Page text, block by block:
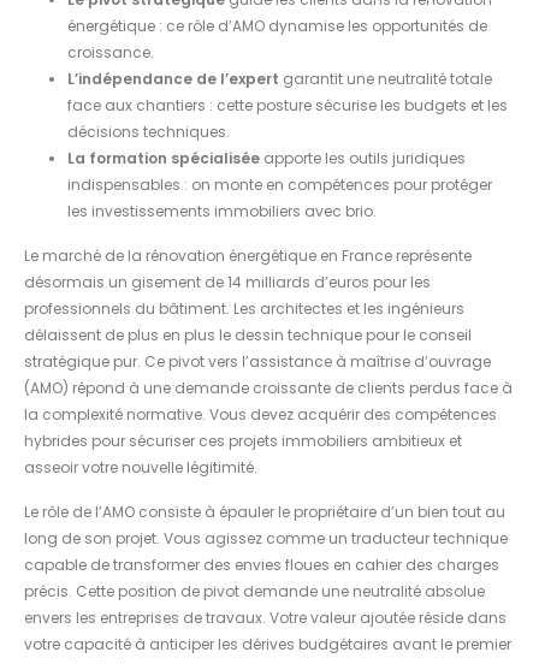
énergétique : ce rôle d’AMO dynamise les opportunités de
croissance.
L’indépendance de l’expert garantit une neutralité totale
face aux chantiers : cette posture sécurise les budgets et les
décisions techniques.
La formation spécialisée apporte les outils juridiques
indispensables : on monte en compétences pour protéger
les investissements immobiliers avec brio.
Le marché de la rénovation énergétique en France représente
désormais un gisement de 14 milliards d’euros pour les
professionnels du bâtiment. Les architectes et les ingénieurs
délaissent de plus en plus le dessin technique pour le conseil
stratégique pur. Ce pivot vers l’assistance à maîtrise d’ouvrage
(AMO) répond à une demande croissante de clients perdus face à
la complexité normative. Vous devez acquérir des compétences
hybrides pour sécuriser ces projets immobiliers ambitieux et
asseoir votre nouvelle légitimité.
Le rôle de l’AMO consiste à épauler le propriétaire d’un bien tout au
long de son projet. Vous agissez comme un traducteur technique
capable de transformer des envies floues en cahier des charges
précis. Cette position de pivot demande une neutralité absolue
envers les entreprises de travaux. Votre valeur ajoutée réside dans
votre capacité à anticiper les dérives budgétaires avant le premier